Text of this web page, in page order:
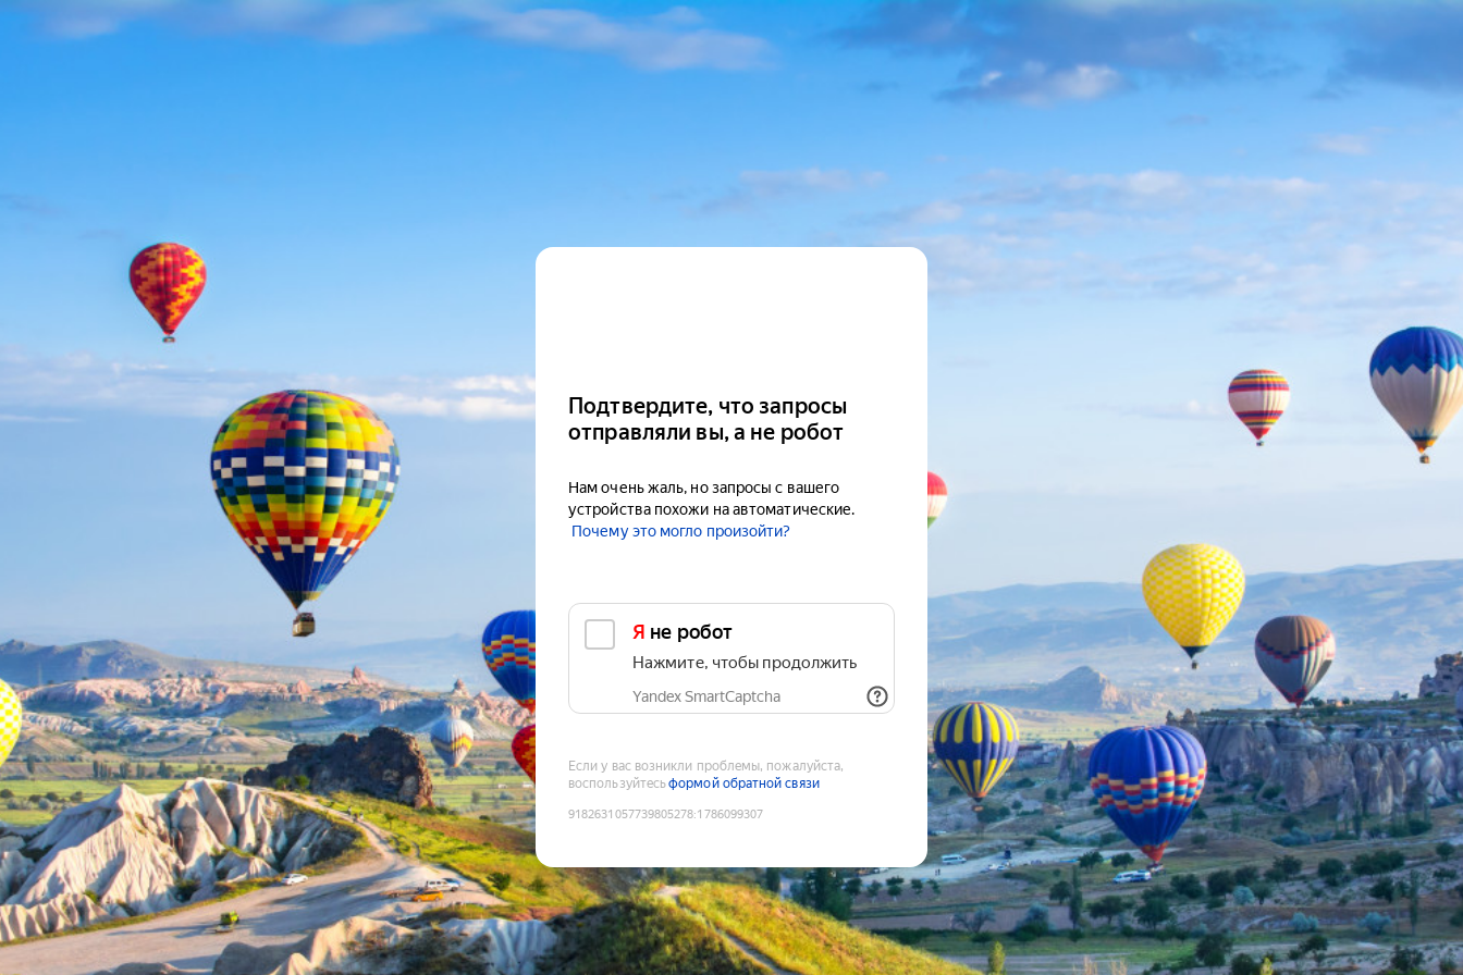
Подтвердите, что запросы
отправляли вы, а не робот
Нам очень жаль, но запросы с вашего
устройства похожи на автоматические.
Почему это могло произойти?
Я не робот
Нажмите, чтобы продолжить
Yandex SmartCaptcha
Если у вас возникли проблемы, пожалуйста,
воспользуйтесьформой обратной связи
9182631057739805278:1786099307